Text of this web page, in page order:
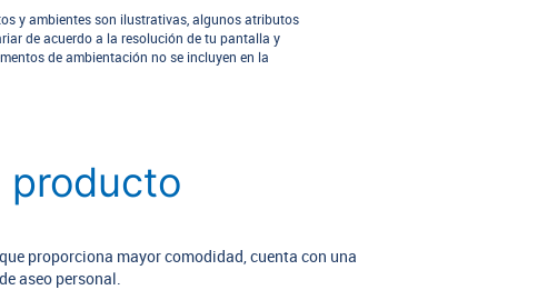
y ambientes son ilustrativas, algunos atributos
de acuerdo a la resolución de tu pantalla y
de ambientación no se incluyen en la
producto
proporciona mayor comodidad, cuenta con una
aseo personal.